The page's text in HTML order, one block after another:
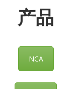
产品
NCA